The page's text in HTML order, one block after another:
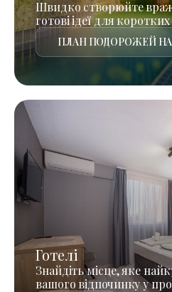
Швидко створюйте
готові ідеї для
ПЛАН ПОДОРОЖЕЙ НА
Готелі
Знайдіть місце, яке
вашого відпочинку у